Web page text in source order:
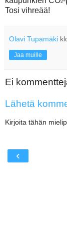
2
Tosi vihreää!
Olavi Tupamäki
Jaa muille
Ei
Lähetä
Kirjoita tähän
‹